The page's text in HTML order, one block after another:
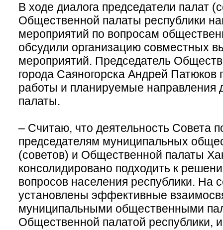
В ходе диалога председатели палат
Общественной палаты республики
мероприятий по вопросам
обсудили организацию совместных
мероприятий. Председатель
города Саяногорска Андрей Патюков
работы и планируемые направления
палаты.
– Считаю, что деятельность Совета
председателям муниципальных
(советов) и Общественной палаты
консолидировано подходить к
вопросов населения республики. На
установлены эффективные
муниципальными общественными
Общественной палатой республики,